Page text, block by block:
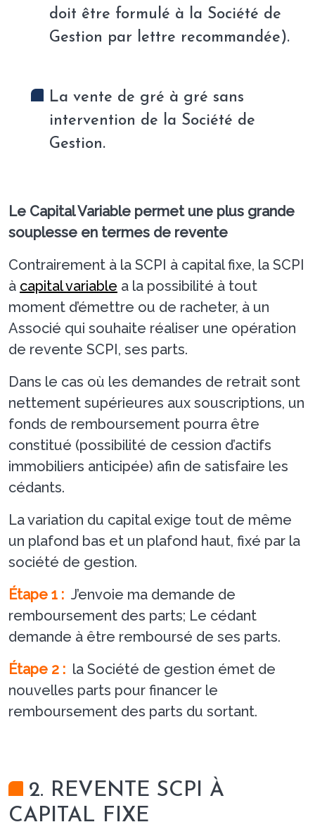
doit être formulé à la Société de
Gestion par lettre recommandée).
La vente de gré à gré sans
intervention de la Société de
Gestion.
Le Capital Variable permet une plus grande
souplesse en termes de revente
Contrairement à la SCPI à capital fixe, la SCPI
à capital variable a la possibilité à tout
moment d’émettre ou de racheter, à un
Associé qui souhaite réaliser une opération
de revente SCPI, ses parts.
Dans le cas où les demandes de retrait sont
nettement supérieures aux souscriptions, un
fonds de remboursement pourra être
constitué (possibilité de cession d’actifs
immobiliers anticipée) afin de satisfaire les
cédants.
La variation du capital exige tout de même
un plafond bas et un plafond haut, fixé par la
société de gestion.
Étape 1 : J’envoie ma demande de
remboursement des parts; Le cédant
demande à être remboursé de ses parts.
Étape 2 : la Société de gestion émet de
nouvelles parts pour financer le
remboursement des parts du sortant.
2. REVENTE SCPI À
CAPITAL FIXE